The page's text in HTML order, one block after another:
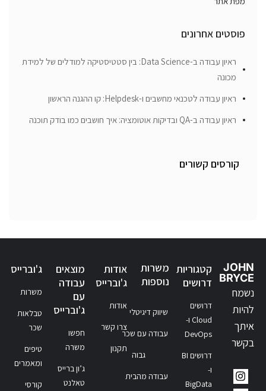
פוסטים אחרונים
ראיון עבודה ב-Data Science: בין סטטיסטיקה למודלים של למידת
מכונה
ראיון עבודה לטכנאי מחשבים ו-Helpdesk: קו ההגנה הראשון
ראיון עבודה ב-QA ובדיקות אוטומציה: איך חושבים כמו בודק תוכנה
קורסים קשורים
JOHN
BRYCE
נשמח
להיות
איתך
בקשר
קטגוריות
דרושים
דרושים
Cloud ו-
DevOps
דרושים BI
ו-
BigData
משרות
נוספות
שיווק דיגיטלי
עבודה עם שכר
גבוה
עבודה מהבית
אודות
ג'וברייס
אודות
צרו קשר
תקנון
מוצאים
עבודה
עם
ג'וברייס
חפשו
משרה
ג’ון ברייס
טאלנט
ג'וברייס
משרות
טבלאות
שכר
טיפים
ומאמרים
קורסי